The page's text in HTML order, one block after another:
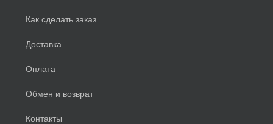
Как сделать заказ
Доставка
Оплата
Обмен и возврат
Контакты